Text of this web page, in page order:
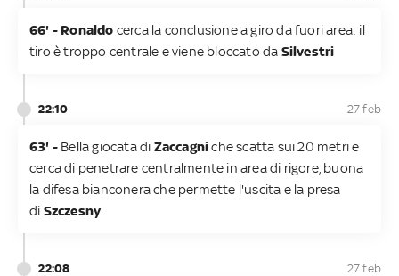
66' - Ronaldo cerca la conclusione a giro da fuori area: il
tiro è troppo centrale e viene bloccato da Silvestri
22:10 27 feb
63' - Bella giocata di Zaccagniche scatta sui 20 metri e
cerca di penetrare centralmente in area di rigore, buona
la difesa bianconera che permette l'uscita e la presa
di Szczesny
22:08 27 feb